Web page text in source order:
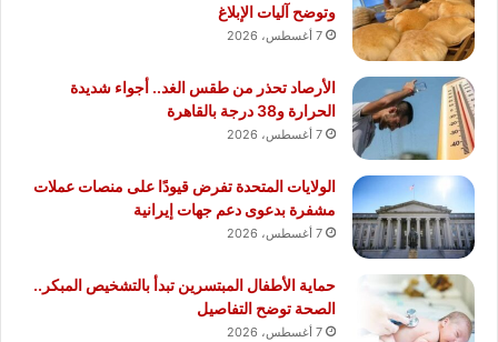
وتوضح آليات الإبلاغ
7 أغسطس، 2026
الأرصاد تحذر من طقس الغد.. أجواء شديدة
الحرارة و38 درجة بالقاهرة
7 أغسطس، 2026
الولايات المتحدة تفرض قيودًا على منصات عملات
مشفرة بدعوى دعم جهات إيرانية
7 أغسطس، 2026
حماية الأطفال المبتسرين تبدأ بالتشخيص المبكر..
الصحة توضح التفاصيل
7 أغسطس، 2026